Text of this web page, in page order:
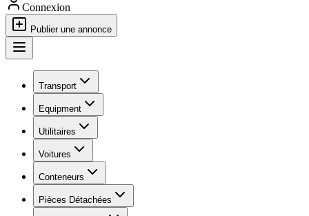
Connexion
Publier une annonce
Transport
Equipment
Utilitaires
Voitures
Conteneurs
Pièces Détachées